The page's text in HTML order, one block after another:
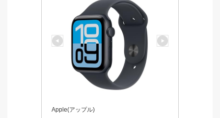
Apple(アップル)